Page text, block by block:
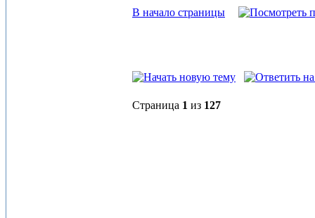
В начало страницы
Страница 1 из 127